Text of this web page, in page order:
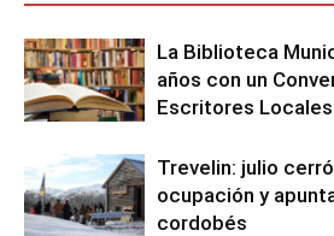
La Biblioteca
años con un
Escritores Locales
Trevelin: julio
ocupación y
cordobés